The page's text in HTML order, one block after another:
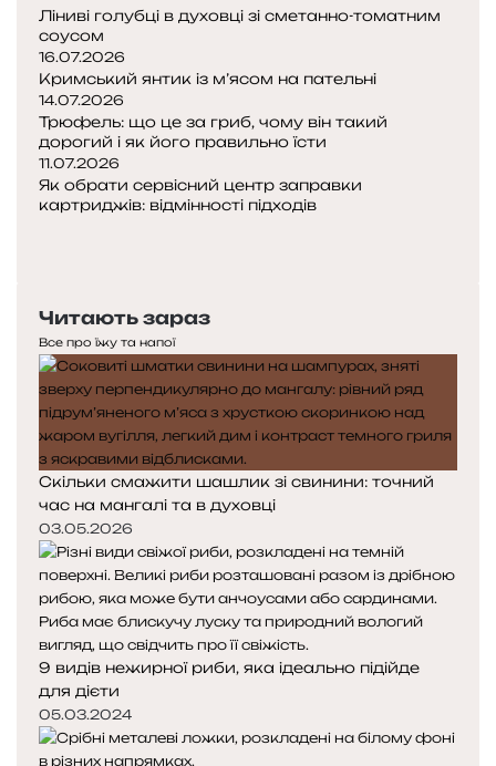
Ліниві голубці в духовці зі сметанно-томатним
соусом
16.07.2026
Кримський янтик із м’ясом на пательні
14.07.2026
Трюфель: що це за гриб, чому він такий
дорогий і як його правильно їсти
11.07.2026
Як обрати сервісний центр заправки
картриджів: відмінності підходів
Читають зараз
Все про їжу та напої
Скільки смажити шашлик зі свинини: точний
час на мангалі та в духовці
03.05.2026
9 видів нежирної риби, яка ідеально підійде
для дієти
05.03.2024